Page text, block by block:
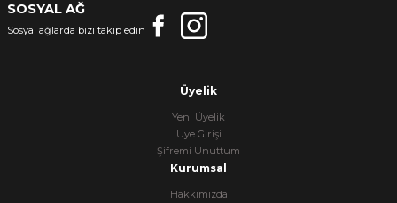
SOSYAL AĞ
Sosyal ağlarda bizi takip edin
Üyelik
Yeni Üyelik
Üye Girişi
Şifremi Unuttum
Kurumsal
Hakkımızda